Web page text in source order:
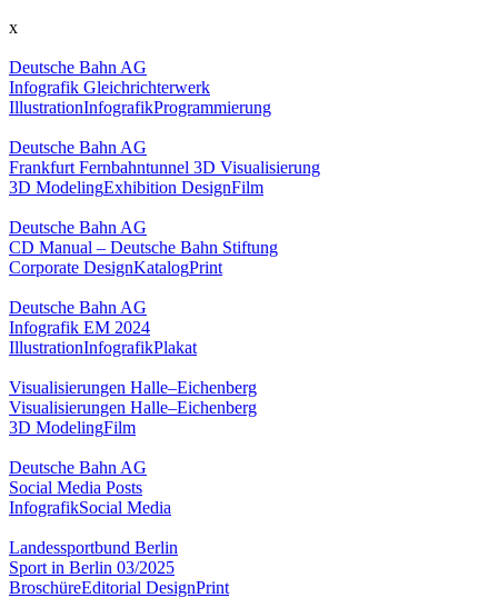
x
Deutsche Bahn AG
Infografik Gleichrichterwerk
IllustrationInfografikProgrammierung
Deutsche Bahn AG
Frankfurt Fernbahntunnel 3D Visualisierung
3D ModelingExhibition DesignFilm
Deutsche Bahn AG
CD Manual – Deutsche Bahn Stiftung
Corporate DesignKatalogPrint
Deutsche Bahn AG
Infografik EM 2024
IllustrationInfografikPlakat
Visualisierungen Halle–Eichenberg
Visualisierungen Halle–Eichenberg
3D ModelingFilm
Deutsche Bahn AG
Social Media Posts
InfografikSocial Media
Landessportbund Berlin
Sport in Berlin 03/2025
BroschüreEditorial DesignPrint